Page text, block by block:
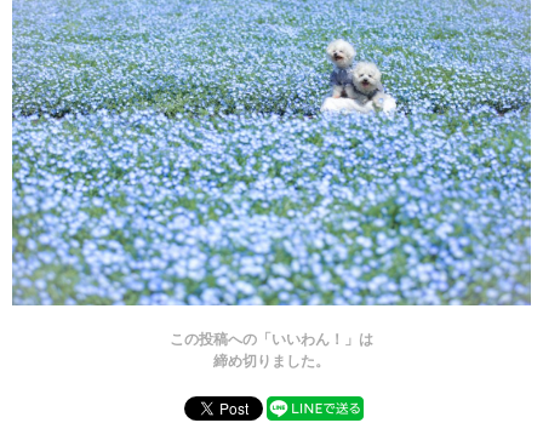
この投稿への「いいわん！」は
締め切りました。